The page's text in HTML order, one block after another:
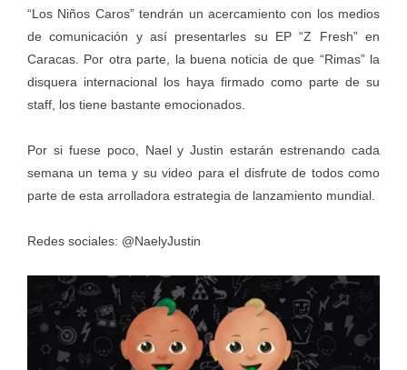
“Los Niños Caros” tendrán un acercamiento con los medios
de comunicación y así presentarles su EP “Z Fresh” en
Caracas. Por otra parte, la buena noticia de que “Rimas” la
disquera internacional los haya firmado como parte de su
staff, los tiene bastante emocionados.
Por si fuese poco, Nael y Justin estarán estrenando cada
semana un tema y su video para el disfrute de todos como
parte de esta arrolladora estrategia de lanzamiento mundial.
Redes sociales: @NaelyJustin